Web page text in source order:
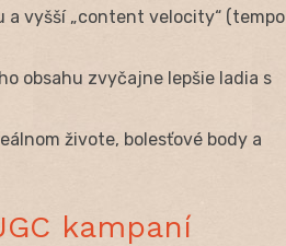
a vyšší „content velocity“ (tempo
obsahu zvyčajne lepšie ladia s
živote, bolesťové body a
kampaní